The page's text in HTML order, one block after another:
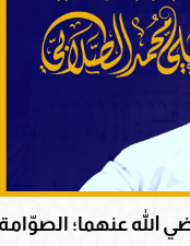
القوّامة وأمينة